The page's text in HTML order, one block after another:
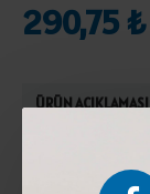
290,75 ₺
ÜRÜN AÇIKLAMASI
Kodeksine